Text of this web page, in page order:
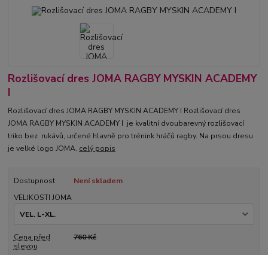
Rozlišovací dres JOMA RAGBY MYSKIN ACADEMY
I
Rozlišovací dres JOMA RAGBY MYSKIN ACADEMY I Rozlišovací dres
JOMA RAGBY MYSKIN ACADEMY I je kvalitní dvoubarevný rozlišovací
triko bez rukávů, určené hlavně pro trénink hráčů ragby. Na prsou dresu
je velké logo JOMA. celý popis
Dostupnost
Není skladem
VELIKOSTI JOMA
Cena před
slevou
760 Kč